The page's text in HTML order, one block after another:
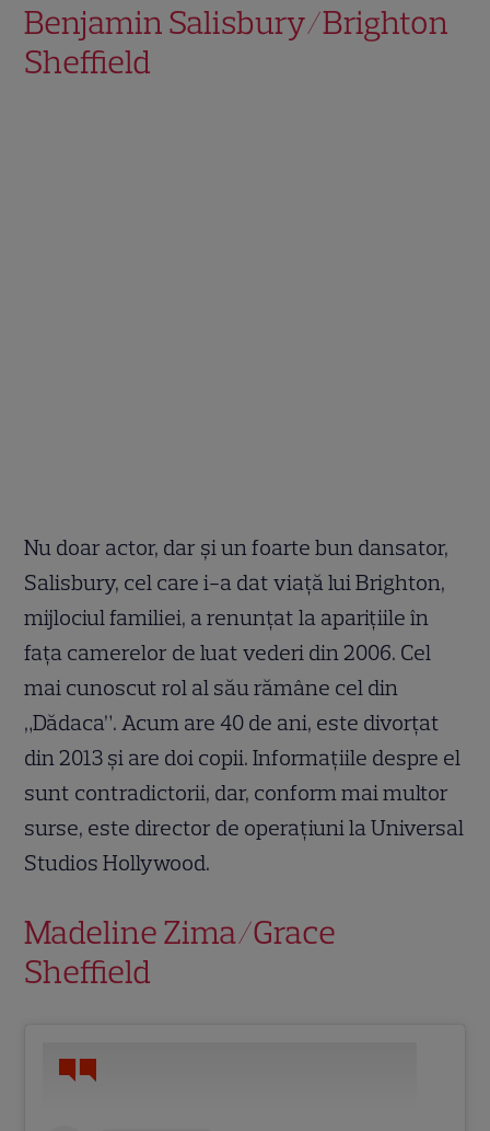
Benjamin Salisbury/Brighton
Sheffield
Nu doar actor, dar și un foarte bun dansator,
Salisbury, cel care i-a dat viață lui Brighton,
mijlociul familiei, a renunțat la aparițiile în
fața camerelor de luat vederi din 2006. Cel
mai cunoscut rol al său rămâne cel din
„Dădaca”. Acum are 40 de ani, este divorțat
din 2013 și are doi copii. Informațiile despre el
sunt contradictorii, dar, conform mai multor
surse, este director de operațiuni la Universal
Studios Hollywood.
Madeline Zima/Grace
Sheffield